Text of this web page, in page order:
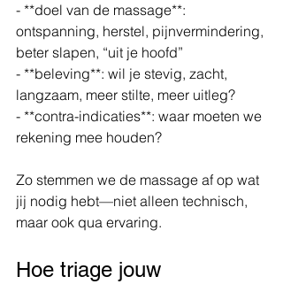
- **doel van de massage**:
ontspanning, herstel, pijnvermindering,
beter slapen, “uit je hoofd”
- **beleving**: wil je stevig, zacht,
langzaam, meer stilte, meer uitleg?
- **contra-indicaties**: waar moeten we
rekening mee houden?
Zo stemmen we de massage af op wat
jij nodig hebt—niet alleen technisch,
maar ook qua ervaring.
Hoe triage jouw